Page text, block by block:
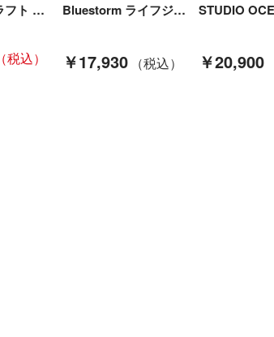
KAハンドクラフト ランディングネット KAハンドクラフト Bランク Bluestorm ライフジャケット 未使用品(S) BSJ-9320RSⅡ Aランク
￥17,930 ￥20,900